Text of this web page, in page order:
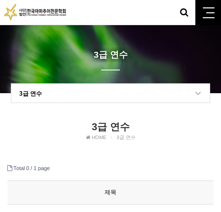
3급 연수
3급 연수
3급 연수
HOME 3급 연수
Total 0 / 1 page
제목